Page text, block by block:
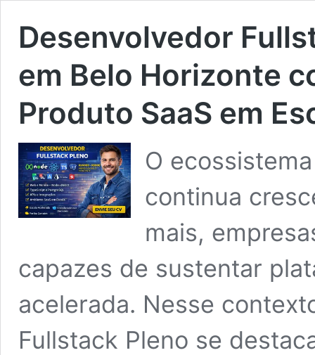
Desenvolvedor
em Belo Horizonte
Produto SaaS em
O
continua
mais,
capazes de sustentar
acelerada. Nesse
Fullstack Pleno se